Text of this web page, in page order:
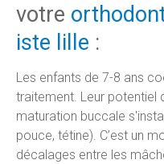
votre
iste lille :
Les enfants de 7-8 ans
traitement. Leur potentiel
maturation buccale
pouce, tétine). C’est un
décalages entre les